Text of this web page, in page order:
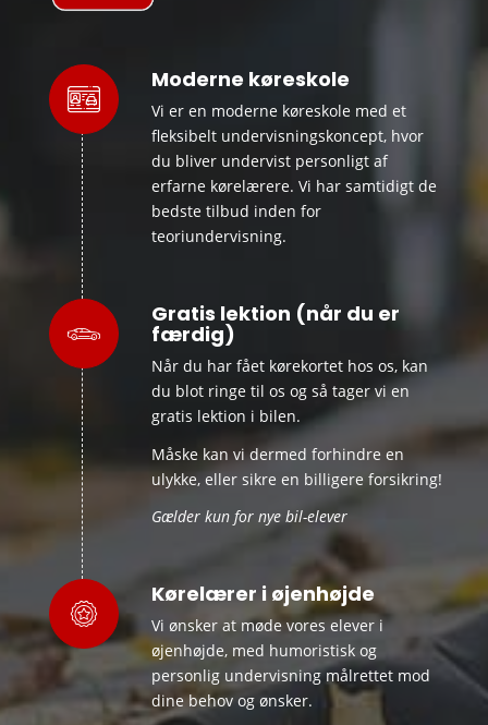
Moderne køreskole
Vi er en moderne køreskole med et
fleksibelt undervisningskoncept, hvor
du bliver undervist personligt af
erfarne kørelærere. Vi har samtidigt de
bedste tilbud inden for
teoriundervisning.
Gratis lektion (når du er
færdig)
Når du har fået kørekortet hos os, kan
du blot ringe til os og så tager vi en
gratis lektion i bilen.
Måske kan vi dermed forhindre en
ulykke, eller sikre en billigere forsikring!
Gælder kun for nye bil-elever
Kørelærer i øjenhøjde
Vi ønsker at møde vores elever i
øjenhøjde, med humoristisk og
personlig undervisning målrettet mod
dine behov og ønsker.